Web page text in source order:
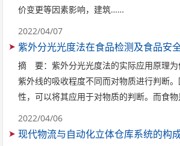
价变更等因素影响，建筑……
2022/04/07
紫外分光光度法在食品检测及食品安
摘 要：紫外分光光度法的实际应用原理为
紫外线的吸收程度不同而对物质进行判断
性，可以将其应用于对物质的判断。而食
2022/04/06
现代物流与自动化立体仓库系统的构